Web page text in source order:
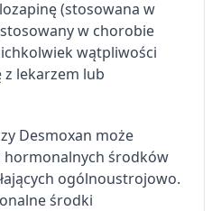
(stosowana w
w chorobie
wątpliwości
z lekarzem lub
Desmoxan może
hormonalnych środków
ogólnoustrojowo.
środki